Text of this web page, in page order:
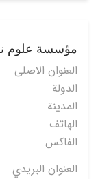
مؤسسة علوم
العنوان الاصلی
الدولة
المدينة
الهاتف
الفاكس
العنوان البريدي